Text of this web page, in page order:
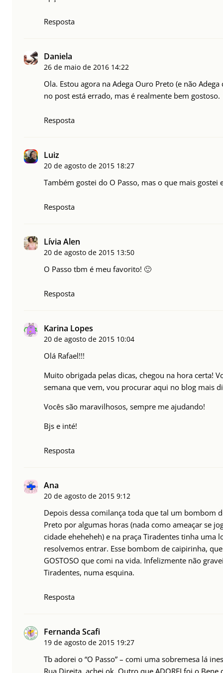
Resposta
Daniela
26 de maio de 2016 14:22
Ola. Estou agora na Adega Ouro Preto (e não
no post está errado, mas é realmente bem gostoso.
Resposta
Luiz
20 de agosto de 2015 18:27
Também gostei do O Passo, mas o que mais
Resposta
Lívia Alen
20 de agosto de 2015 13:50
O Passo tbm é meu favorito! 🙂
Resposta
Karina Lopes
20 de agosto de 2015 10:04
Olá Rafael!!!
Muito obrigada pelas dicas, chegou na hora certa!
semana que vem, vou procurar aqui no blog mais
Vocês são maravilhosos, sempre me ajudando!
Bjs e inté!
Resposta
Ana
20 de agosto de 2015 9:12
Depois dessa comilança toda que tal um bombom
Preto por algumas horas (nada como ameaçar se
cidade eheheheh) e na praça Tiradentes tinha uma
resolvemos entrar. Esse bombom de caipirinha,
GOSTOSO que comi na vida. Infelizmente não
Tiradentes, numa esquina.
Resposta
Fernanda Scafi
19 de agosto de 2015 19:27
Tb adorei o “O Passo” – comi uma sobremesa lá